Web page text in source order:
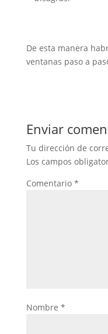
De esta manera
ventanas paso a
Enviar
Tu dirección de
Los campos
Comentario *
Nombre *